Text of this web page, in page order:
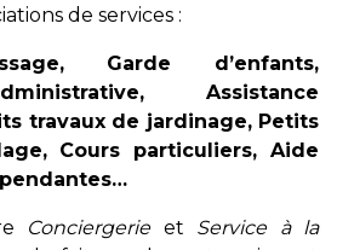
de services :
Garde d’enfants,
Assistance
travaux de jardinage, Petits
Cours particuliers, Aide
Conciergerieet Service à la